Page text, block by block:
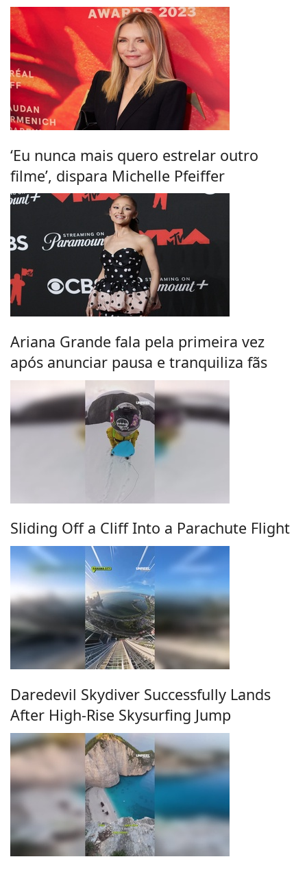
‘Eu nunca mais quero estrelar outro
filme’, dispara Michelle Pfeiffer
Ariana Grande fala pela primeira vez
após anunciar pausa e tranquiliza fãs
Sliding Off a Cliff Into a Parachute Flight
Daredevil Skydiver Successfully Lands
After High-Rise Skysurfing Jump